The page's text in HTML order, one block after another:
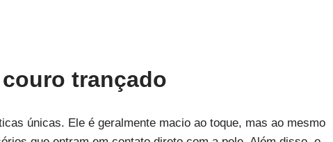
trançado
únicas. Ele é geralmente macio ao toque, mas ao mesmo